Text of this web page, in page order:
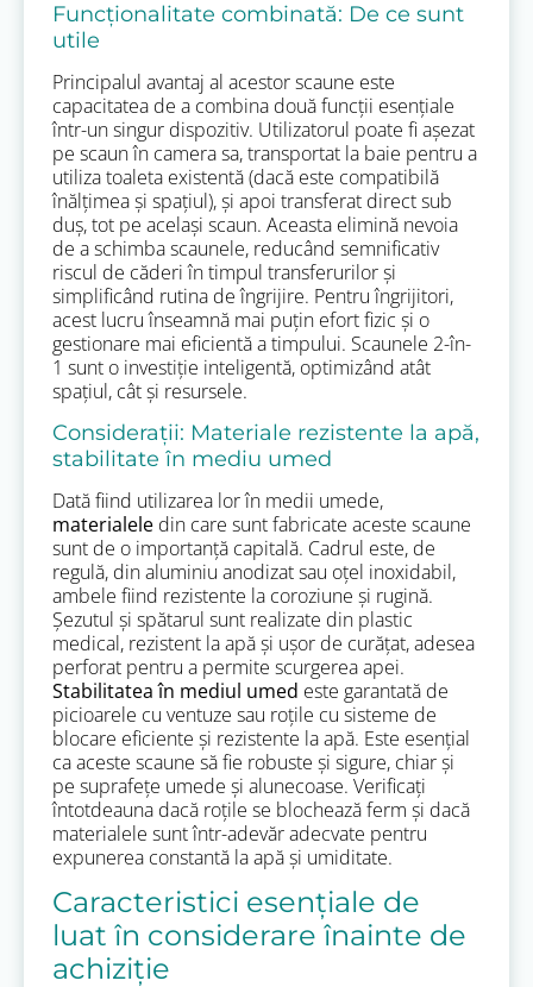
Funcționalitate combinată: De ce sunt
utile
Principalul avantaj al acestor scaune este
capacitatea de a combina două funcții esențiale
într-un singur dispozitiv. Utilizatorul poate fi așezat
pe scaun în camera sa, transportat la baie pentru a
utiliza toaleta existentă (dacă este compatibilă
înălțimea și spațiul), și apoi transferat direct sub
duș, tot pe același scaun. Aceasta elimină nevoia
de a schimba scaunele, reducând semnificativ
riscul de căderi în timpul transferurilor și
simplificând rutina de îngrijire. Pentru îngrijitori,
acest lucru înseamnă mai puțin efort fizic și o
gestionare mai eficientă a timpului. Scaunele 2-în-
1 sunt o investiție inteligentă, optimizând atât
spațiul, cât și resursele.
Considerații: Materiale rezistente la apă,
stabilitate în mediu umed
Dată fiind utilizarea lor în medii umede,
materialele din care sunt fabricate aceste scaune
sunt de o importanță capitală. Cadrul este, de
regulă, din aluminiu anodizat sau oțel inoxidabil,
ambele fiind rezistente la coroziune și rugină.
Șezutul și spătarul sunt realizate din plastic
medical, rezistent la apă și ușor de curățat, adesea
perforat pentru a permite scurgerea apei.
Stabilitatea în mediul umed este garantată de
picioarele cu ventuze sau roțile cu sisteme de
blocare eficiente și rezistente la apă. Este esențial
ca aceste scaune să fie robuste și sigure, chiar și
pe suprafețe umede și alunecoase. Verificați
întotdeauna dacă roțile se blochează ferm și dacă
materialele sunt într-adevăr adecvate pentru
expunerea constantă la apă și umiditate.
Caracteristici esențiale de
luat în considerare înainte de
achiziție